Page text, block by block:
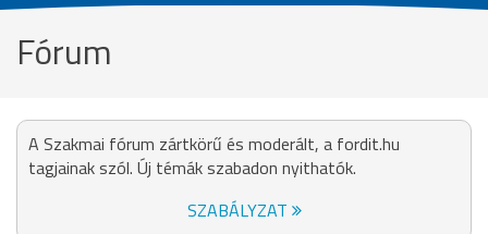
Fórum
A Szakmai fórum zártkörű és moderált, a fordit.hu
tagjainak szól. Új témák szabadon nyithatók.
SZABÁLYZAT